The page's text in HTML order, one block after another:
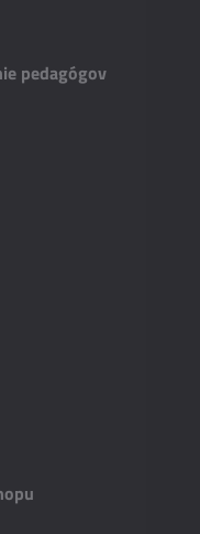
pedagógov